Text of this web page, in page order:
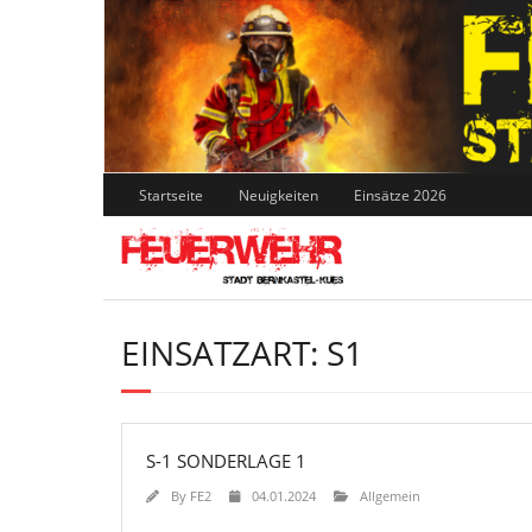
Skip
to
content
Startseite Neuigkeiten Einsätze 2026
EINSATZART: S1
S-1 SONDERLAGE 1
By FE2 04.01.2024 Allgemein